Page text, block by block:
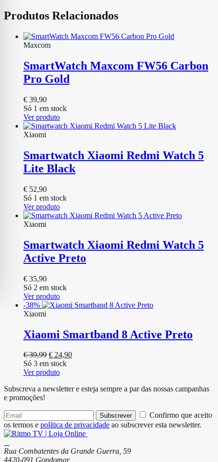
Produtos Relacionados
Maxcom
SmartWatch Maxcom FW56 Carbon
Pro Gold
€ 39,90
Só 1 em stock
Ver produto
Xiaomi
Smartwatch Xiaomi Redmi Watch 5
Lite Black
€ 52,90
Só 1 em stock
Ver produto
Xiaomi
Smartwatch Xiaomi Redmi Watch 5
Active Preto
€ 35,90
Só 2 em stock
Ver produto
-38%
Xiaomi
Xiaomi Smartband 8 Active Preto
€39,99 O
preço
original
€ 39,99.
€ 24,90O
€ 24,90.
Só 3 em stock
Ver produto
Subscreva a newsletter e esteja sempre a par das nossas campanhas
e promoções!
Subscrever
Confirmo que aceito
os termos e política de privacidade ao subscrever esta newsletter.
Rua Combatentes da Grande Guerra, 59
4420-091 Gondomar